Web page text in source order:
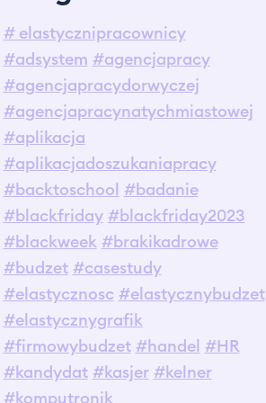
# elastycznipracownicy
#adsystem #agencjapracy
#agencjapracydorwyczej
#agencjapracynatychmiastowej
#aplikacja
#aplikacjadoszukaniapracy
#backtoschool
#badanie
#blackfriday #blackfriday2023
#blackweek #brakikadrowe
#budzet #casestudy
#elastycznosc #elastycznybudzet
#elastycznygrafik
#firmowybudzet #handel #HR
#kandydat #kasjer #kelner
#komputronik